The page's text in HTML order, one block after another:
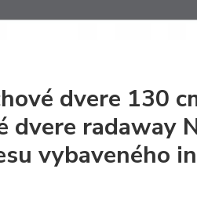
dvere 130
radaway
vybaveného